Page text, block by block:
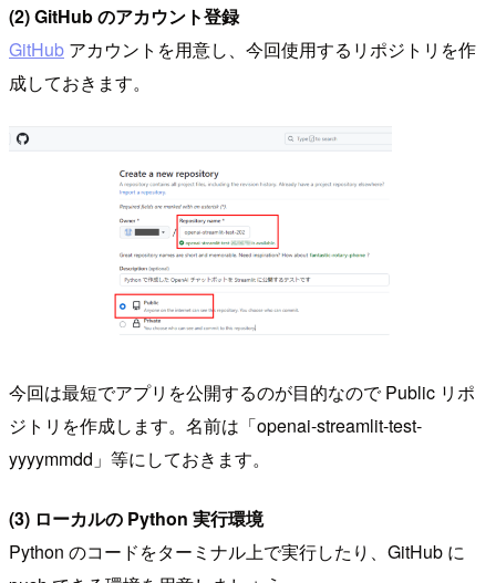
(2) GitHub のアカウント登録
GitHub アカウントを用意し、今回使用するリポジトリを作
成しておきます。
今回は最短でアプリを公開するのが目的なので Public リポ
ジトリを作成します。名前は「openai-streamlit-test-
yyyymmdd」等にしておきます。
(3) ローカルの Python 実行環境
Python のコードをターミナル上で実行したり、GitHub に